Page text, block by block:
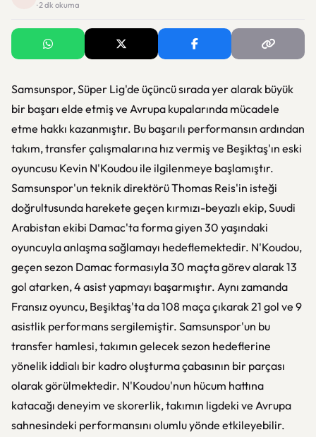
· 2 dk okuma
Samsunspor, Süper Lig'de üçüncü sırada yer alarak büyük
bir başarı elde etmiş ve Avrupa kupalarında mücadele
etme hakkı kazanmıştır. Bu başarılı performansın ardından
takım, transfer çalışmalarına hız vermiş ve Beşiktaş'ın eski
oyuncusu Kevin N'Koudou ile ilgilenmeye başlamıştır.
Samsunspor'un teknik direktörü Thomas Reis'in isteği
doğrultusunda harekete geçen kırmızı-beyazlı ekip, Suudi
Arabistan ekibi Damac'ta forma giyen 30 yaşındaki
oyuncuyla anlaşma sağlamayı hedeflemektedir. N'Koudou,
geçen sezon Damac formasıyla 30 maçta görev alarak 13
gol atarken, 4 asist yapmayı başarmıştır. Aynı zamanda
Fransız oyuncu, Beşiktaş'ta da 108 maça çıkarak 21 gol ve 9
asistlik performans sergilemiştir. Samsunspor'un bu
transfer hamlesi, takımın gelecek sezon hedeflerine
yönelik iddialı bir kadro oluşturma çabasının bir parçası
olarak görülmektedir. N'Koudou'nun hücum hattına
katacağı deneyim ve skorerlik, takımın ligdeki ve Avrupa
sahnesindeki performansını olumlu yönde etkileyebilir.